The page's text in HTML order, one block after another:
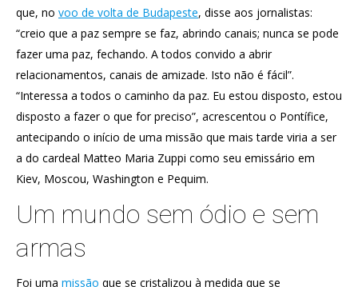
que, no voo de volta de Budapeste, disse aos jornalistas:
“creio que a paz sempre se faz, abrindo canais; nunca se pode
fazer uma paz, fechando. A todos convido a abrir
relacionamentos, canais de amizade. Isto não é fácil”.
“Interessa a todos o caminho da paz. Eu estou disposto, estou
disposto a fazer o que for preciso”, acrescentou o Pontífice,
antecipando o início de uma missão que mais tarde viria a ser
a do cardeal Matteo Maria Zuppi como seu emissário em
Kiev, Moscou, Washington e Pequim.
Um mundo sem ódio e sem
armas
Foi uma missão que se cristalizou à medida que se